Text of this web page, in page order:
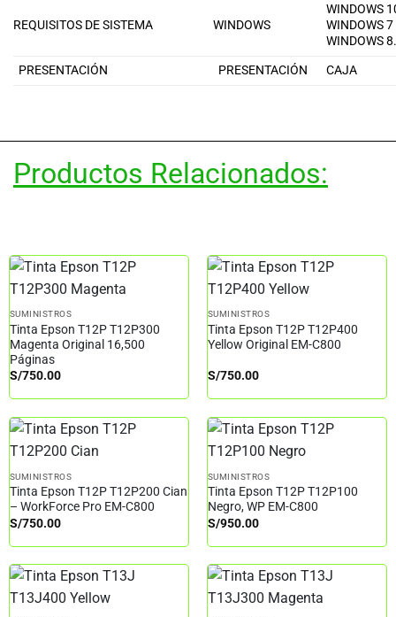
REQUISITOS DE SISTEMA WINDOWS
WINDOWS
WINDOWS 7
WINDOWS
PRESENTACIÓN
PRESENTACIÓN CAJA
Productos Relacionados:
SUMINISTROS
Tinta Epson T12P T12P300
Magenta Original 16,500
Páginas
S/750.00
SUMINISTROS
Tinta Epson T12P T12P400
Yellow Original EM-C800
S/750.00
SUMINISTROS
Tinta Epson T12P T12P200 Cian
– WorkForce Pro EM-C800
S/750.00
SUMINISTROS
Tinta Epson T12P T12P100
Negro, WP EM-C800
S/950.00